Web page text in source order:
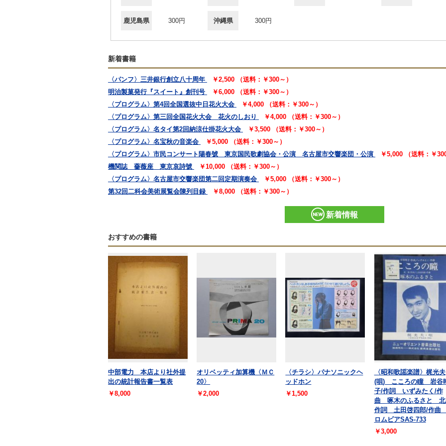
鹿児島県 300円 沖縄県 300円
新着書籍
〈パンフ〉三井銀行創立八十周年
￥2,500 （送料：￥300～）
明治製菓発行『スイート』創刊号
￥6,000 （送料：￥300～）
〈プログラム〉第4回全国選抜中日花火大会
￥4,000 （送料：￥300～）
〈プログラム〉第三回全国花火大会 花火のしおり
￥4,000 （送料：￥300～）
〈プログラム〉名タイ第2回納涼仕掛花火大会
￥3,500 （送料：￥300～）
〈プログラム〉名宝秋の音楽会
￥5,000 （送料：￥300～）
〈プログラム〉市民コンサート陽春號 東京国民歌劇協会・公演 名古屋市交響楽団・公演
￥5,000 （送料：￥
機関誌 薔薇座 東京哀詩號
￥10,000 （送料：￥300～）
〈プログラム〉名古屋市交響楽団第二回定期演奏会
￥5,000 （送料：￥300～）
第32回二科会美術展覧会陳列目録
￥8,000 （送料：￥300～）
新着情報
おすすめの書籍
中部電力 本店より社外提
出の統計報告書一覧表
￥8,000
オリベッティ加算機〈ＭＣ
20〉
￥2,000
〈チラシ〉パナソニックヘ
ッドホン
￥1,500
〈昭和歌謡楽譜〉梶光夫
(唄) こころの瞳 岩谷
子/作詞 いずみたく/作
曲 啄木のふるさと 北
作詞 土田啓四郎/作曲
ロムビアSAS-733
￥3,000